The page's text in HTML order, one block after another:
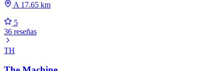
A 17.65 km
5
36 reseñas
TH